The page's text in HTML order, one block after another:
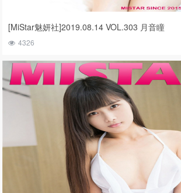
[MiStar魅妍社]2019.08.14 VOL.303 月音瞳
4326